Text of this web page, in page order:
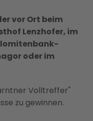
vor Ort beim
Lenzhofer, im
oder im
Volltreffer"
zu gewinnen.